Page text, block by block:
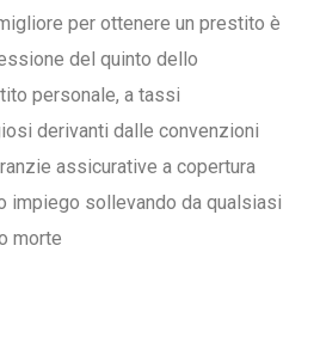
per ottenere un prestito è
del quinto dello
personale, a tassi
derivanti dalle convenzioni
assicurative a copertura
impiego sollevando da qualsiasi
morte